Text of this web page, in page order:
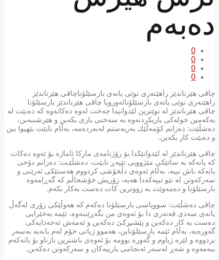
ده‌به‌م
0
0
0
0
چاڤی هێرناندێز راهێنه‌ری نوێی یانه‌ی بارسێلۆناچاڤی هێرناندێز
راهێنه‌ری نوێی یانه‌ی بارسێلۆنائه‌وروپا چاڤی هێرناندێز بارسێلۆنا
چاڤی هێرناندێز له‌ نوێترین لێدوانیدا جه‌خت له‌وه‌ ده‌كاته‌وه‌ كه‌ ده‌بێت له‌
یه‌كه‌مین خوله‌كی یاریكردنه‌وه‌ به‌ سه‌ختی یاری بكه‌ین و هێرشببه‌ین،
ده‌شڵێت: ده‌زانم كۆمه‌ڵێك به‌ربه‌ستم له‌به‌رده‌مه‌، به‌ڵام نابێت بێهیوا بین
و ده‌بێت كار بكه‌ین.
چاڤی هێرناندێز له‌ لێدوانێكدا بۆ رۆژنامه‌ی ماركا ئاماژه‌ بۆ ئه‌وه‌ ده‌كات
كه‌ یانه‌كه‌ به‌ ساتێكی مێژوویی تێپه‌ڕ نابێت، ده‌شڵێـت: ده‌زانم دۆخی
یانه‌كه‌ باش نییه‌، به‌ڵام ئه‌وه‌ی دڵخۆشی كردووم هه‌ستێكی ئه‌رێنی و
سه‌ركه‌وتن له‌ نێو تیپه‌كه‌دا هه‌یه‌، زۆریش خۆشحاڵم كه‌ گه‌ڕامه‌وه‌
بارسێلۆنا و ده‌مه‌وێت به‌ زووترین كات ده‌ست به‌كار بكه‌م.
چاڤی ده‌شڵێت: سووپاسی بارسێلۆنا ده‌كه‌م كه‌ هه‌وڵێكی زۆری له‌گه‌ڵ
یانه‌ی سه‌دی قه‌ته‌ری دا بۆ ئه‌وه‌ی من بگه‌ڕێننه‌وه‌، ئێمه‌ به‌خێرایی
ده‌ست به‌ كار ده‌كه‌ین و پێشبڕكێ ده‌كه‌ین و ئه‌مه‌ش ته‌حه‌دایه‌كی
گه‌وره‌یه‌، به‌ڵام ئێمه‌ بارسێلۆناین، هه‌موو ژیانی خۆم له‌م یانه‌یه‌ به‌سه‌ر
بردووه‌ و لێره‌ ژیاوم و گه‌وره‌ بوومه‌ بۆ ئه‌وه‌ی باشترین نازناو بۆ یانه‌كه‌م
ببه‌مه‌وه‌ و شه‌ڕ له‌سه‌ر ئه‌نجامی یارییه‌كان و سه‌ركه‌وتن ده‌كه‌ین.